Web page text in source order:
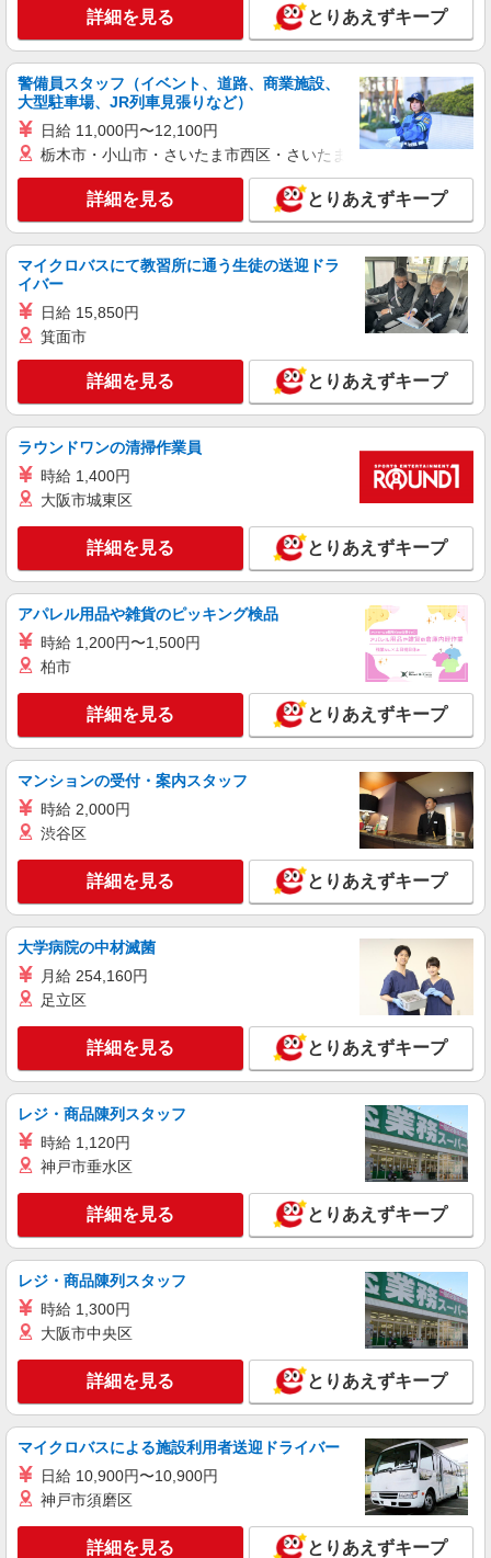
株式会社シエロ
【楽天モバイル】人気機種に詳しくなれる携帯
月給：245250円〜319150円 ＋賞与年2回＋イ
ンセンティブ ※経験・能力による ※残業代支給
★交通費別途支給（規定あり） ゜+゜・。○。・゜
+゜・。○。・゜+゜ 入社祝い金10万円支給(規定
有) お友達を紹介頂くと, インセンティブ支給(規定
有) ゜・。○。・゜+゜・。○。・゜+゜
長崎県長崎市の楽天モバイルショップ
キープ 詳細を見る
派遣社員
株式会社シエロ
人気機種に詳しくなれる携帯販売
残業代支給 ★交通費別途支給（規定あり） ゜
+゜・。○。・゜+゜・。○。・゜+゜ 入社祝い金10
万円支給(規定有) お友達を紹介頂くと, インセンテ
ィブ支給(規定有) ★月2回払い・週払い可能（規程
有）★ ゜・。○。・゜+゜・。○。・゜+゜
長崎県長崎市の家電量販店
キープ
派遣社員
株式会社シエロ
【softbank】の携帯販売スタッフ
月給209721円〜256438円（経験・能力によ
る） 固定残業代:26331円〜33098円（20時間相
ず、固定残業代として支給し、相当時間を超える
時間外労働分は法定どおり追加で支給します。 ※
試用期間あり3ヶ月 ※残業代支給 ★交通費別途支
○。・゜+゜ 入社祝い金10万円支給(規定有) お友達
を紹介頂くと, インセンティブ支給(規定有) ゜・。
○。・゜+゜・。○。・゜+゜
長崎県長崎市のsoftbankショップ
詳細を見る
株式会社シエロ
スマホ携帯販売【エーユー】
月給259200円〜300000円（経験・能力によ
る） ※研修期間6か月・時給1500円〜 ※残業代支
給 ★交通費別途支給（規定あり） ゜+゜・。
○。・゜+゜・。○。・゜+゜ 入社祝い金10万円支
給(規定有) お友達を紹介頂くと, インセンティブ支
給(規定有) ゜・。○。・゜+゜・。○。・゜+゜
キープ 詳細を見る
派遣社員
株式会社シエロ
携帯販売スタッフ【softbank】
時給1400円〜1450円（経験・能力による） ※
+゜・。○。・゜+゜・。○。・゜+゜ 入社祝い金10
万円支給(規定有) お友達を紹介頂くと, インセンテ
ィブ支給(規定有) ★月2回払い・週払い可能（規程
長崎県長崎市の家電量販店
キープ 詳細を見る
派遣社員
株式会社シエロ
【楽天モバイル】人気機種に詳しくなれる携帯
販売
月給：245250円〜319150円 （経験・能力によ
る） ＋賞与年2回＋インセンティブ ※残業代支給
★交通費別途支給（規定あり） ゜+゜・。○。・゜
+゜・。○。・゜+゜ 入社祝い金10万円支給(規定
有) ゜・。○。・゜+゜・。○。・゜+゜
長崎県長崎市の楽天モバイルショップ
キープ 詳細を見る
詳細を見る とりあえずキープ
警備員スタッフ（イベント、道路、商業施設、
大型駐車場、JR列車見張りなど）
日給 11,000円〜12,100円
栃木市・小山市・さいたま市西区・さいたま市岩槻区・久喜市・
詳細を見る とりあえずキープ
マイクロバスにて教習所に通う生徒の送迎ドラ
イバー
日給 15,850円
箕面市
詳細を見る とりあえずキープ
ラウンドワンの清掃作業員
時給 1,400円
大阪市城東区
詳細を見る とりあえずキープ
アパレル用品や雑貨のピッキング検品
時給 1,200円〜1,500円
柏市
詳細を見る とりあえずキープ
マンションの受付・案内スタッフ
時給 2,000円
渋谷区
詳細を見る とりあえずキープ
大学病院の中材滅菌
月給 254,160円
足立区
詳細を見る とりあえずキープ
レジ・商品陳列スタッフ
時給 1,120円
神戸市垂水区
詳細を見る とりあえずキープ
レジ・商品陳列スタッフ
時給 1,300円
大阪市中央区
詳細を見る とりあえずキープ
マイクロバスによる施設利用者送迎ドライバー
日給 10,900円〜10,900円
神戸市須磨区
詳細を見る とりあえずキープ